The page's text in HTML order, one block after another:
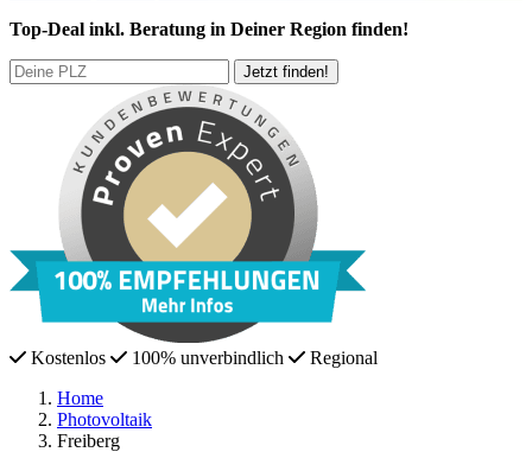
Top-Deal inkl. Beratung in Deiner Region finden!
Kostenlos 100% unverbindlich
Regional
Home
Photovoltaik
Freiberg